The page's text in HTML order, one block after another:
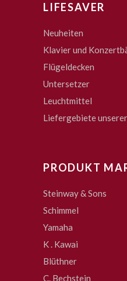
LIFESAVER
Neuheiten
Klavier und
Flügeldecken
Untersetzer
Leuchtmittel
Liefergebiete
PRODUKT
Steinway & Sons
Schimmel
Yamaha
K . Kawai
Blüthner
C. Bechstein